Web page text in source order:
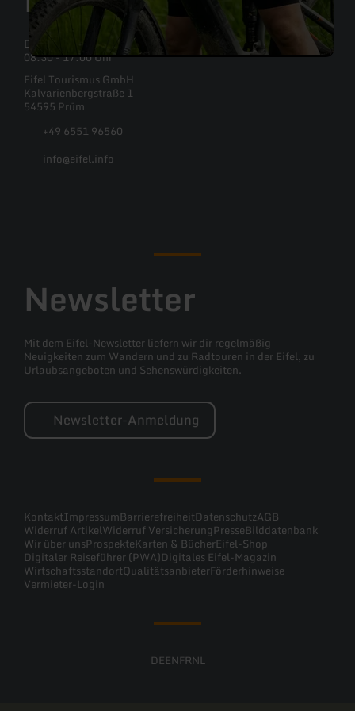
Du erreichst die Eifel Tourismus GmbH Montag bis Freitag:
08:30 - 17:00 Uhr
Eifel Tourismus GmbH
Kalvarienbergstraße 1
54595 Prüm
+49 6551 96560
info@eifel.info
Newsletter
Mit dem Eifel-Newsletter liefern wir dir regelmäßig
Neuigkeiten zum Wandern und zu Radtouren in der Eifel, zu
Urlaubsangeboten und Sehenswürdigkeiten.
Newsletter-Anmeldung
KontaktImpressumBarrierefreiheitDatenschutzAGB
Widerruf ArtikelWiderruf VersicherungPresseBilddatenbank
Wir über unsProspekteKarten & BücherEifel-Shop
Digitaler Reiseführer (PWA)Digitales Eifel-Magazin
WirtschaftsstandortQualitätsanbieterFörderhinweise
Vermieter-Login
DEENFRNL